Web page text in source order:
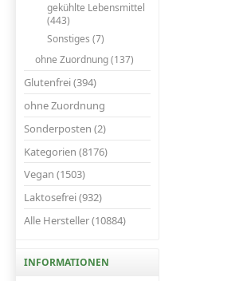
gekühlte Lebensmittel
(443)
Sonstiges (7)
ohne Zuordnung (137)
Glutenfrei (394)
ohne Zuordnung
Sonderposten (2)
Kategorien (8176)
Vegan (1503)
Laktosefrei (932)
Alle Hersteller (10884)
INFORMATIONEN